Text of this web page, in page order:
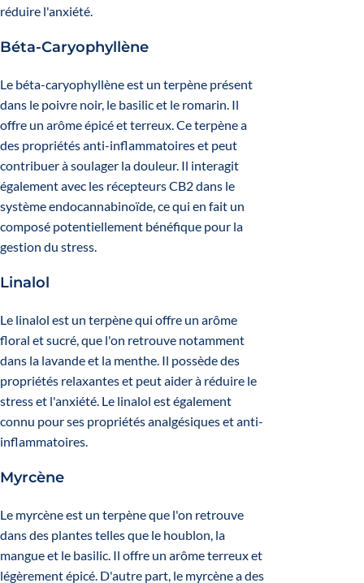
réduire l'anxiété.
Béta-Caryophyllène
Le béta-caryophyllène est un terpène présent
dans le poivre noir, le basilic et le romarin. Il
offre un arôme épicé et terreux. Ce terpène a
des propriétés anti-inflammatoires et peut
contribuer à soulager la douleur. Il interagit
également avec les récepteurs CB2 dans le
système endocannabinoïde, ce qui en fait un
composé potentiellement bénéfique pour la
gestion du stress.
Linalol
Le linalol est un terpène qui offre un arôme
floral et sucré, que l'on retrouve notamment
dans la lavande et la menthe. Il possède des
propriétés relaxantes et peut aider à réduire le
stress et l'anxiété. Le linalol est également
connu pour ses propriétés analgésiques et anti-
inflammatoires.
Myrcène
Le myrcène est un terpène que l'on retrouve
dans des plantes telles que le houblon, la
mangue et le basilic. Il offre un arôme terreux et
légèrement épicé. D'autre part, le myrcène a des